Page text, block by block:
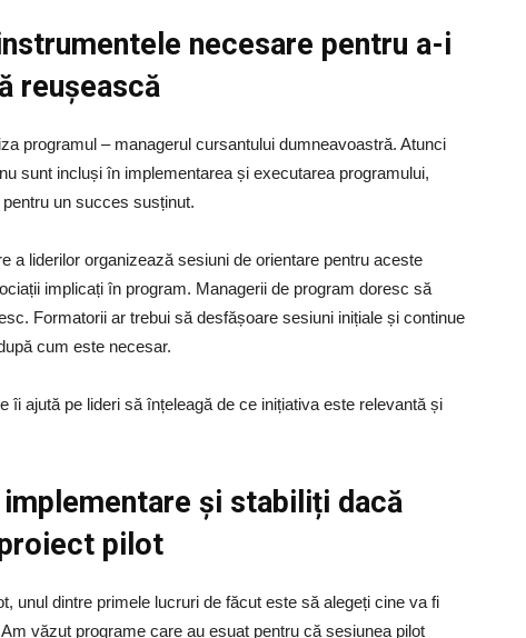
necesare pentru a-i
reușească
programul – managerul cursantului dumneavoastră. Atunci
sunt incluși în implementarea și executarea programului,
un succes susținut.
a liderilor organizează sesiuni de orientare pentru aceste
implicați în program. Managerii de program doresc să
Formatorii ar trebui să desfășoare sesiuni inițiale și continue
cum este necesar.
îi ajută pe lideri să înțeleagă de ce inițiativa este relevantă și
și stabiliți dacă
pilot
unul dintre primele lucruri de făcut este să alegeți cine va fi
văzut programe care au eșuat pentru că sesiunea pilot